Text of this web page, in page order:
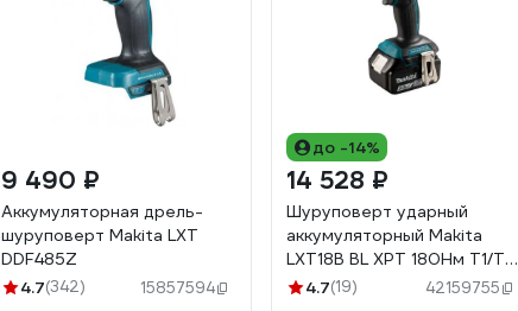
9 490 ₽
Аккумуляторная дрель-
шуруповерт Makita LXT
DDF485Z
4.7(342) 15857594
до -14%
14 528 ₽
Шуруповерт ударный
аккумуляторный Makita
LXT18В BL XPT 180Нм Т1/Т2/
Дерево/Болт, без АКБ и ЗУ
4.7(19) 42159755